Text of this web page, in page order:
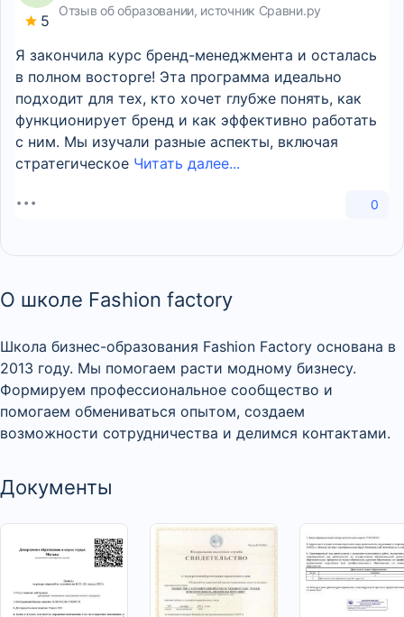
5
Отзыв об образовании, источник Сравни.ру
Я закончила курс бренд-менеджмента и осталась
в полном восторге! Эта программа идеально
подходит для тех, кто хочет глубже понять, как
функционирует бренд и как эффективно работать
с ним. Мы изучали разные аспекты, включая
стратегическое Читать далее...
0
О школе Fashion factory
Школа бизнес-образования Fashion Factory основана в
2013 году. Мы помогаем расти модному бизнесу.
Формируем профессиональное сообщество и
помогаем обмениваться опытом, создаем
возможности сотрудничества и делимся контактами.
Документы